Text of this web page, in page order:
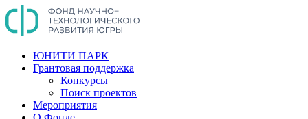
ЮНИТИ ПАРК
Грантовая поддержка
Конкурсы
Поиск проектов
Мероприятия